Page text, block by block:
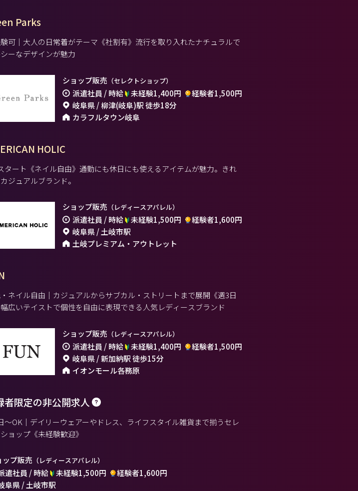
Parks
可｜大人の日常着がテーマ《社割有》流行を取り入れたナチュラルで
ーなデザインが魅力
ショップ販売 （セレクトショップ）
派遣社員 / 時給 未経験1,400円
経験者1,500円
岐阜県 / 柳津(岐阜)駅 徒歩18分
カラフルタウン岐阜
HOLIC
タート《ネイル自由》通勤にも休日にも使えるアイテムが魅力。きれ
ジュアルブランド。
ショップ販売 （レディースアパレル）
派遣社員 / 時給 未経験1,500円
経験者1,600円
岐阜県 / 土岐市駅
土岐プレミアム・アウトレット
ネイル自由｜カジュアルからサブカル・ストリートまで展開《週3日
広いテイストで個性を自由に表現できる人気レディースブランド
ショップ販売 （レディースアパレル）
派遣社員 / 時給 未経験1,400円
経験者1,500円
岐阜県 / 新加納駅 徒歩15分
イオンモール各務原
者限定の非公開求人
～OK｜デイリーウェアーやドレス、ライフスタイル雑貨まで揃うセレ
ョップ《未経験歓迎》
ップ販売 （レディースアパレル）
遣社員 / 時給 未経験1,500円
経験者1,600円
阜県 / 土岐市駅